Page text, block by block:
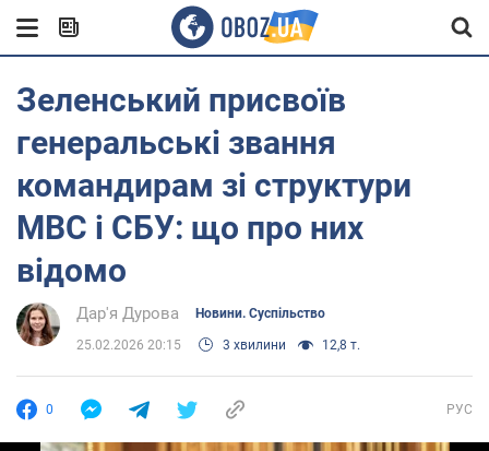
Зеленський присвоїв
генеральські звання
командирам зі структури
МВС і СБУ: що про них
відомо
Дар'я Дурова Новини. Суспільство
25.02.2026 20:15 3 хвилини 12,8 т.
0 РУС